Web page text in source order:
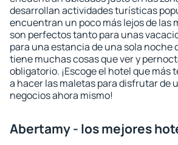
desarrollan actividades turísticas
encuentran un poco más lejos de las
son perfectos tanto para unas
para una estancia de una sola noche
tiene muchas cosas que ver y
obligatorio. ¡Escoge el hotel que más
a hacer las maletas para disfrutar de
negocios ahora mismo!
Abertamy - los mejores